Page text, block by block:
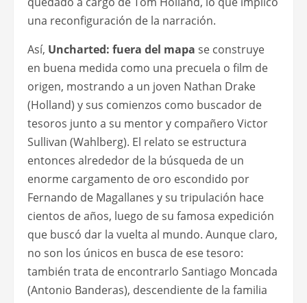
una reconfiguración de la narración.
Así, Uncharted: fuera del mapa se construye
en buena medida como una precuela o film de
origen, mostrando a un joven Nathan Drake
(Holland) y sus comienzos como buscador de
tesoros junto a su mentor y compañero Victor
Sullivan (Wahlberg). El relato se estructura
entonces alrededor de la búsqueda de un
enorme cargamento de oro escondido por
Fernando de Magallanes y su tripulación hace
cientos de años, luego de su famosa expedición
que buscó dar la vuelta al mundo. Aunque claro,
no son los únicos en busca de ese tesoro:
también trata de encontrarlo Santiago Moncada
(Antonio Banderas), descendiente de la familia